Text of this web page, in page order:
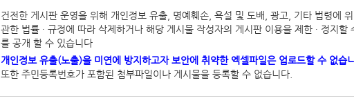
건전한 게시판 운영을 위해 개인정보 유출, 명예훼손, 욕설 및 도배, 광고, 기타 법령에
관한 법률 ∙ 규정에 따라 삭제하거나 해당 게시물 작성자의 게시판 이용을 제한 ∙ 정지
를 공개 할 수 있습니다
개인정보 유출(노출)을 미연에 방지하고자 보안에 취약한 엑셀파일은 업로드할 수 없습
또한 주민등록번호가 포함된 첨부파일이나 게시물을 등록할 수 없습니다.